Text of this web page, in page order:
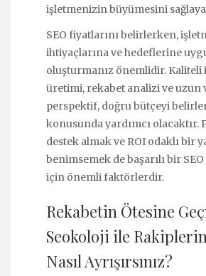
işletmenizin büyümesini
SEO fiyatlarını belirlerken,
ihtiyaçlarına ve hedeflerine
oluşturmanız önemlidir. Kaliteli
üretimi, rekabet analizi ve uzun
perspektif, doğru bütçeyi
konusunda yardımcı olacaktır.
destek almak ve ROI odaklı bir
benimsemek de başarılı bir
için önemli faktörlerdir.
Rekabetin Ötesine
Seokoloji ile
Nasıl Ayrışırsınız?